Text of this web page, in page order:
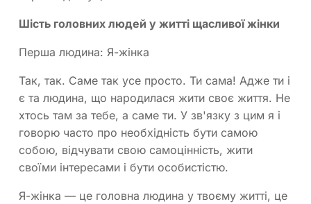
Шість головних людей у житті щасливої жінки
Перша людина: Я-жінка
Так, так. Саме так усе просто. Ти сама! Адже ти і
є та людина, що народилася жити своє життя. Не
хтось там за тебе, а саме ти. У зв'язку з цим я і
говорю часто про необхідність бути самою
собою, відчувати свою самоцінність, жити
своїми інтересами і бути особистістю.
Я-жінка — це головна людина у твоєму житті, це